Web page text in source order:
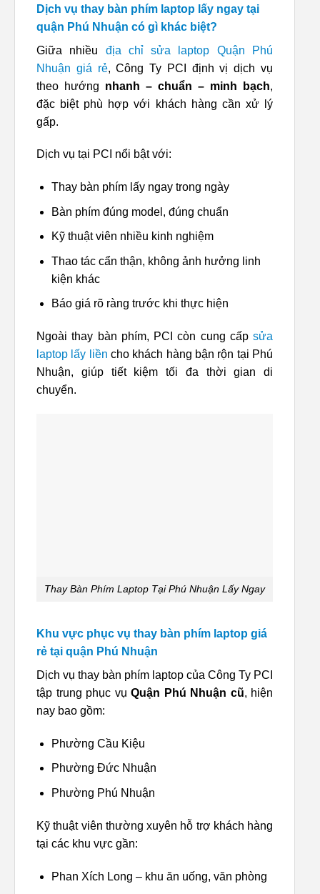
Dịch vụ thay bàn phím laptop lấy ngay tại
quận Phú Nhuận có gì khác biệt?
Giữa nhiều địa chỉ sửa laptop Quận Phú
Nhuận giá rẻ, Công Ty PCI định vị dịch vụ
theo hướng nhanh – chuẩn – minh bạch,
đặc biệt phù hợp với khách hàng cần xử lý
gấp.
Dịch vụ tại PCI nổi bật với:
Thay bàn phím lấy ngay trong ngày
Bàn phím đúng model, đúng chuẩn
Kỹ thuật viên nhiều kinh nghiệm
Thao tác cẩn thận, không ảnh hưởng linh
kiện khác
Báo giá rõ ràng trước khi thực hiện
Ngoài thay bàn phím, PCI còn cung cấp sửa
laptop lấy liền cho khách hàng bận rộn tại Phú
Nhuận, giúp tiết kiệm tối đa thời gian di
chuyển.
Thay Bàn Phím Laptop Tại Phú Nhuận Lấy Ngay
Khu vực phục vụ thay bàn phím laptop giá
rẻ tại quận Phú Nhuận
Dịch vụ thay bàn phím laptop của Công Ty PCI
tập trung phục vụ Quận Phú Nhuận cũ, hiện
nay bao gồm:
Phường Cầu Kiệu
Phường Đức Nhuận
Phường Phú Nhuận
Kỹ thuật viên thường xuyên hỗ trợ khách hàng
tại các khu vực gần:
Phan Xích Long – khu ăn uống, văn phòng